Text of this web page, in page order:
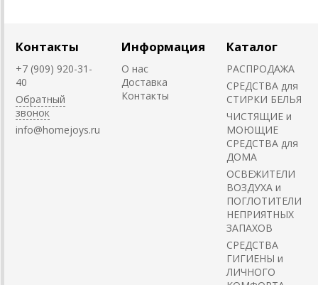
Контакты
+7 (909) 920-31-
40
Обратный
звонок
info@homejoys.ru
Информация
О нас
Доставка
Контакты
Каталог
РАСПРОДАЖА
СРЕДСТВА для
СТИРКИ БЕЛЬЯ
ЧИСТЯЩИЕ и
МОЮЩИЕ
СРЕДСТВА для
ДОМА
ОСВЕЖИТЕЛИ
ВОЗДУХА и
ПОГЛОТИТЕЛИ
НЕПРИЯТНЫХ
ЗАПАХОВ
СРЕДСТВА
ГИГИЕНЫ и
ЛИЧНОГО